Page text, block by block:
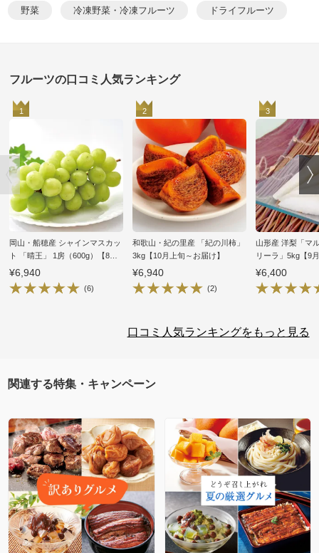
野菜 冷凍野菜・冷凍フルーツ ドライフルーツ
フルーツの口コミ人気ランキング
1
岡山・船穂産 シャインマスカッ
ト 「晴王」 1房（600g）【8月
中旬頃～お届け】
¥6,940
(6)
2
和歌山・紀の里産 「紀の川柿」
3kg【10月上旬～お届け】
¥6,940
(2)
3
山形産 洋梨「マ
リーラ」5kg【9
け】
¥6,400
口コミ人気ランキングをもっと見る
関連する特集・キャンペーン